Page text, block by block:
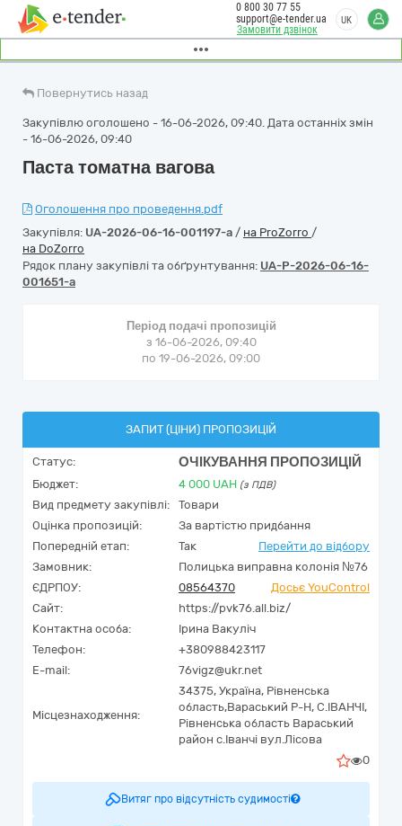
Замовити дзвінок
0 800 30 77 55
support@e-tender.ua
UK
Повернутись назад
Закупівлю оголошено - 16-06-2026, 09:40. Дата останніх змін
- 16-06-2026, 09:40
Паста томатна вагова
Оголошення про проведення.pdf
Закупівля: UA-2026-06-16-001197-a / на ProZorro /
на DoZorro
Рядок плану закупівлі та обґрунтування: UA-P-2026-06-16-
001651-a
Період подачі пропозицій
з 16-06-2026, 09:40
по 19-06-2026, 09:00
ЗАПИТ (ЦІНИ) ПРОПОЗИЦІЙ
Статус: ОЧІКУВАННЯ ПРОПОЗИЦІЙ
Бюджет: 4 000 UAH (з ПДВ)
Вид предмету закупівлі:
Товари
Оцінка пропозицій:
За вартістю придбання
Попередній етап:
Так
Перейти до відбору
Замовник:
Полицька виправна колонія №76
ЄДРПОУ:
08564370
Досьє YouControl
Сайт:
https://pvk76.all.biz/
Контактна особа:
Ірина Вакуліч
Телефон:
+380988423117
E-mail:
76vigz@ukr.net
Місцезнаходження:
34375, Україна, Рівненська
область,Вараський Р-Н, С.ІВАНЧІ,
Рівненська область Вараський
район с.Іванчі вул.Лісова
0
Витяг про відсутність судимості